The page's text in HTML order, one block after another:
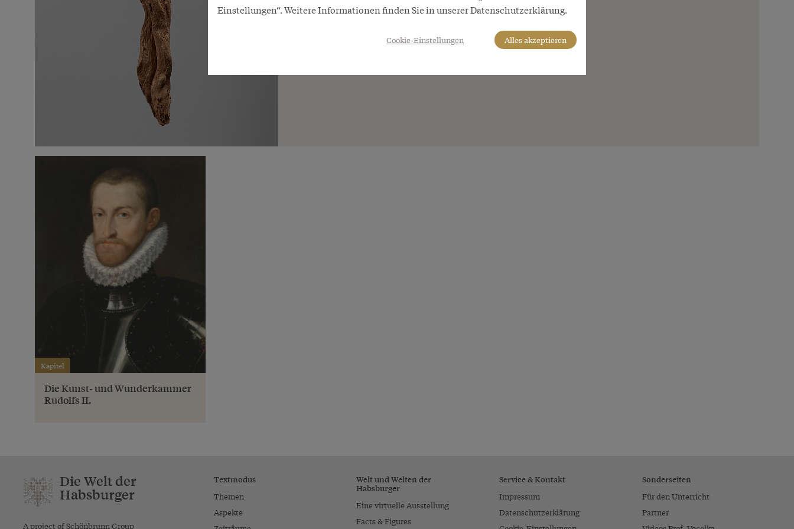
Kapitel
Die Kunst- und Wunderkammer
Rudolfs II.
Die Welt der
Habsburger
A project of Schönbrunn Group
Textmodus
Themen
Aspekte
Welt und Welten der
Habsburger
Eine virtuelle Ausstellung
Facts & Figures
Service & Kontakt
Impressum
Datenschutzerklärung
Sonderseiten
Für den Unterricht
Partner
Einstellungen“. Weitere Informationen finden Sie in unserer Datenschutzerklärung.
Cookie-Einstellungen Alles akzeptieren